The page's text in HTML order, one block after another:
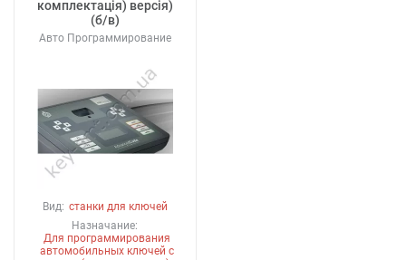
комплектація) версія)
(б/в)
Авто Программирование
Вид: станки для ключей
Назначание:
Для программирования
автомобильных ключей с